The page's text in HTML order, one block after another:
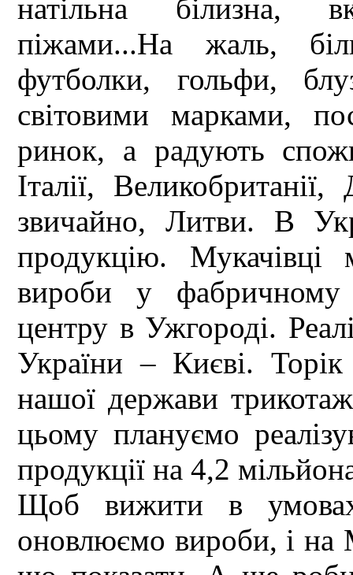
натільна білизна,
піжами...На жаль,
футболки, гольфи,
світовими марками,
ринок, а радують
Італії,
звичайно, Литви. В
продукцію.
вироби у фабричному
центру в Ужгороді.
України – Києві. Торік
нашої держави
цьому плануємо
продукції на 4,2
Щоб вижити в умовах
оновлюємо вироби, і на